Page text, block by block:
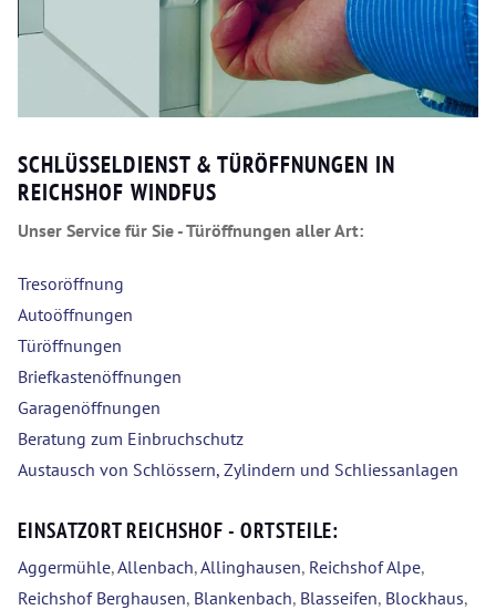
SCHLÜSSELDIENST & TÜRÖFFNUNGEN IN
REICHSHOF WINDFUS
Unser Service für Sie - Türöffnungen aller Art:
Tresoröffnung
Autoöffnungen
Türöffnungen
Briefkastenöffnungen
Garagenöffnungen
Beratung zum Einbruchschutz
Austausch von Schlössern, Zylindern und Schliessanlagen
EINSATZORT REICHSHOF - ORTSTEILE:
Aggermühle,Allenbach,Allinghausen, Reichshof Alpe,
Reichshof Berghausen, Blankenbach, Blasseifen, Blockhaus,